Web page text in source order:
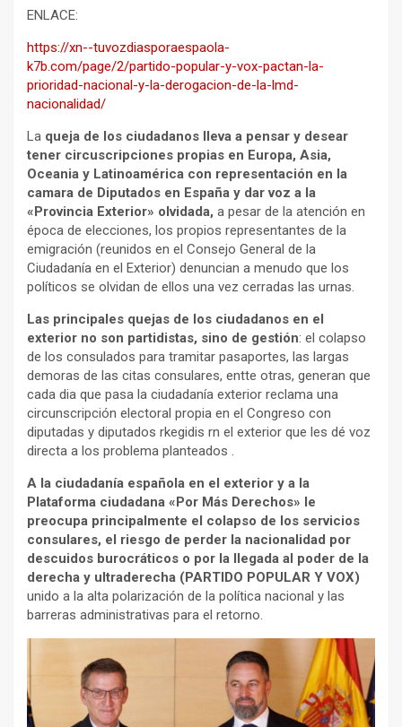
ENLACE:
https://xn--tuvozdiasporaespaola-
k7b.com/page/2/partido-popular-y-vox-pactan-la-
prioridad-nacional-y-la-derogacion-de-la-lmd-
nacionalidad/
La queja de los ciudadanos lleva a pensar y desear
tener circuscripciones propias en Europa, Asia,
Oceania y Latinoamérica con representación en la
camara de Diputados en España y dar voz a la
«Provincia Exterior» olvidada, a pesar de la atención en
época de elecciones, los propios representantes de la
emigración (reunidos en el Consejo General de la
Ciudadanía en el Exterior) denuncian a menudo que los
políticos se olvidan de ellos una vez cerradas las urnas.
Las principales quejas de los ciudadanos en el
exterior no son partidistas, sino de gestión: el colapso
de los consulados para tramitar pasaportes, las largas
demoras de las citas consulares, entte otras, generan que
cada dia que pasa la ciudadanía exterior reclama una
circunscripción electoral propia en el Congreso con
diputadas y diputados rkegidis rn el exterior que les dé voz
directa a los problema planteados .
A la ciudadanía española en el exterior y a la
Plataforma ciudadana «Por Más Derechos» le
preocupa principalmente el colapso de los servicios
consulares, el riesgo de perder la nacionalidad por
descuidos burocráticos o por la llegada al poder de la
derecha y ultraderecha (PARTIDO POPULAR Y VOX)
unido a la alta polarización de la política nacional y las
barreras administrativas para el retorno.